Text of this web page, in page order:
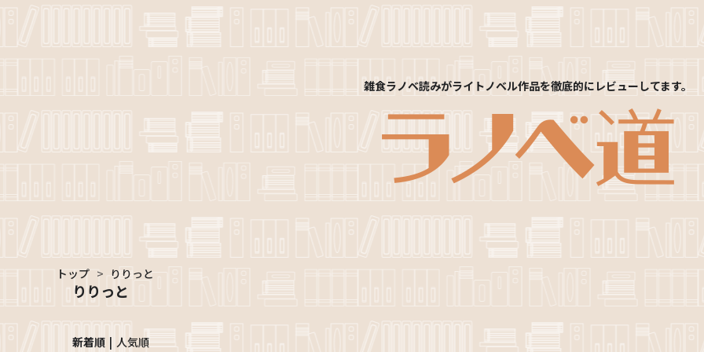
雑食ラノベ読みがライトノベル作品を徹底的にレビューしてます。
トップ > りりっと
りりっと
新着順 人気順